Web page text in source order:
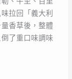
拉回「義大利
香草後，整體
了重口味調味